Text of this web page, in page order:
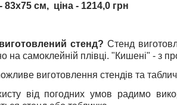
83х75 см, ціна - 1214,0 грн
стенд? Стенд
на самоклейній плівці. "Кишені" - з
виготовлення стендів та
від погодних умов радимо